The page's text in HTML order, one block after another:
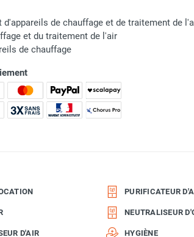
au fioul et GNR
avec
intégré
avec
sur citerne
sans
directe
au gaz rayonnant
d'appareils de chauffage et de traitement de
et du traitement de l'air
de chauffage
D'AIR
PURIFICATEUR
NEUTRALISEUR
HYGIÈNE